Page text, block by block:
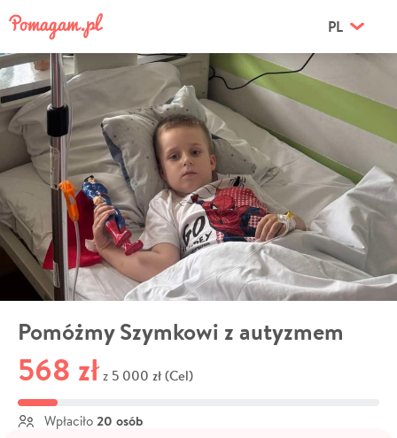
PL
Pomóżmy Szymkowi z autyzmem
568 zł z 5 000 zł (Cel)
Wpłaciło 20 osób